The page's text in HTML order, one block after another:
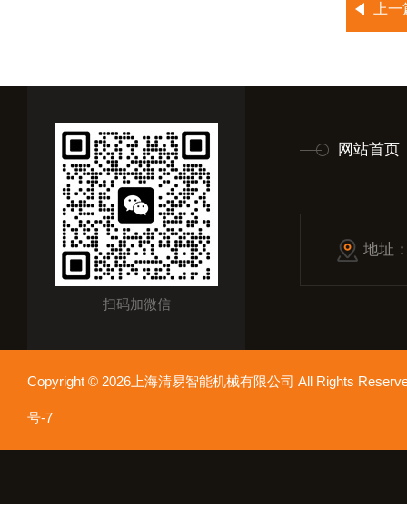
上
扫码加微信
网站首页
地址
Copyright © 2026上海清易智能机械有限公司 All Rights
号-7